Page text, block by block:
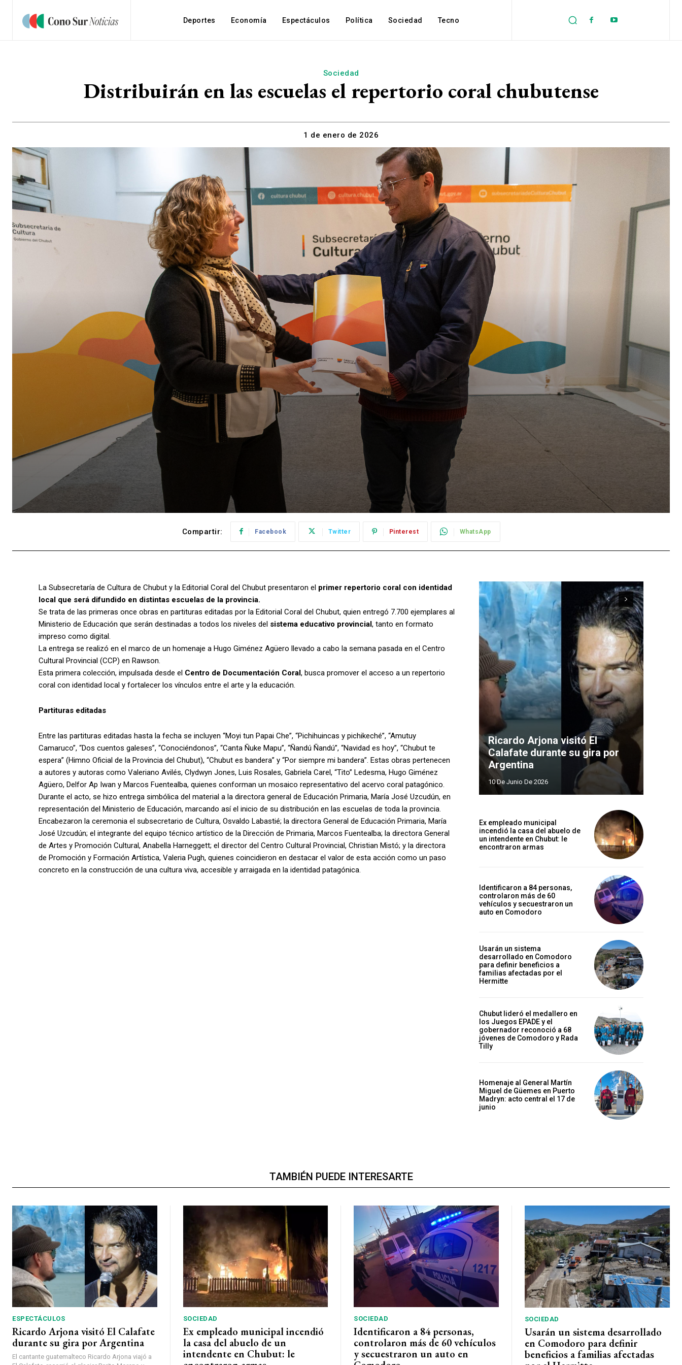
Deportes Economía Espectáculos Política Sociedad Tecno
Sociedad
Distribuirán en las escuelas el repertorio coral chubutense
1 de enero de 2026
Compartir: Facebook Twitter Pinterest WhatsApp
La Subsecretaría de Cultura de Chubut y la Editorial Coral del Chubut presentaron el primer repertorio coral con identidad
local que será difundido en distintas escuelas de la provincia.
Se trata de las primeras once obras en partituras editadas por la Editorial Coral del Chubut, quien entregó 7.700 ejemplares al
Ministerio de Educación que serán destinadas a todos los niveles del sistema educativo provincial, tanto en formato
impreso como digital.
La entrega se realizó en el marco de un homenaje a Hugo Giménez Agüero llevado a cabo la semana pasada en el Centro
Cultural Provincial (CCP) en Rawson.
Esta primera colección, impulsada desde el Centro de Documentación Coral, busca promover el acceso a un repertorio
coral con identidad local y fortalecer los vínculos entre el arte y la educación.
Partituras editadas
Entre las partituras editadas hasta la fecha se incluyen “Moyi tun Papai Che”, “Pichihuincas y pichikeché”, “Amutuy
Camaruco”, “Dos cuentos galeses”, “Conociéndonos”, “Canta Ñuke Mapu”, “Ñandú Ñandú”, “Navidad es hoy”, “Chubut te
espera” (Himno Oficial de la Provincia del Chubut), “Chubut es bandera” y “Por siempre mi bandera”. Estas obras pertenecen
a autores y autoras como Valeriano Avilés, Clydwyn Jones, Luis Rosales, Gabriela Carel, “Tito” Ledesma, Hugo Giménez
Agüero, Delfor Ap Iwan y Marcos Fuentealba, quienes conforman un mosaico representativo del acervo coral patagónico.
Durante el acto, se hizo entrega simbólica del material a la directora general de Educación Primaria, María José Uzcudún, en
representación del Ministerio de Educación, marcando así el inicio de su distribución en las escuelas de toda la provincia.
Encabezaron la ceremonia el subsecretario de Cultura, Osvaldo Labastié; la directora General de Educación Primaria, María
José Uzcudún; el integrante del equipo técnico artístico de la Dirección de Primaria, Marcos Fuentealba; la directora General
de Artes y Promoción Cultural, Anabella Harneggett; el director del Centro Cultural Provincial, Christian Mistó; y la directora
de Promoción y Formación Artística, Valeria Pugh, quienes coincidieron en destacar el valor de esta acción como un paso
concreto en la construcción de una cultura viva, accesible y arraigada en la identidad patagónica.
Ricardo Arjona visitó El
Calafate durante su gira por
Argentina
10 De Junio De 2026
Ex empleado municipal
incendió la casa del abuelo de
un intendente en Chubut: le
encontraron armas
Identificaron a 84 personas,
controlaron más de 60
vehículos y secuestraron un
auto en Comodoro
Usarán un sistema
desarrollado en Comodoro
para definir beneficios a
familias afectadas por el
Hermitte
Chubut lideró el medallero en
los Juegos EPADE y el
gobernador reconoció a 68
jóvenes de Comodoro y Rada
Tilly
Homenaje al General Martín
Miguel de Güemes en Puerto
Madryn: acto central el 17 de
junio
TAMBIÉN PUEDE INTERESARTE
ESPECTÁCULOS
Ricardo Arjona visitó El Calafate
durante su gira por Argentina
El cantante guatemalteco Ricardo Arjona viajó a
SOCIEDAD
Ex empleado municipal incendió
la casa del abuelo de un
intendente en Chubut: le
SOCIEDAD
Identificaron a 84 personas,
controlaron más de 60 vehículos
y secuestraron un auto en
SOCIEDAD
Usarán un sistema desarrollado
en Comodoro para definir
beneficios a familias afectadas